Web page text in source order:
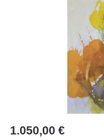
Bildergalerie überspringen
1.050,00 €